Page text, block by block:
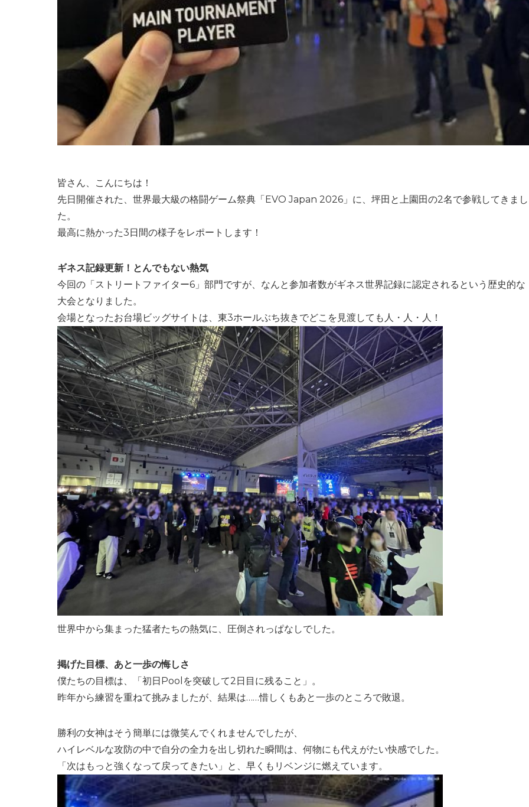
皆さん、こんにちは！
先日開催された、世界最大級の格闘ゲーム祭典「EVO Japan 2026」に、坪田と上園田の2名で参戦してきまし
た。
最高に熱かった3日間の様子をレポートします！
ギネス記録更新！とんでもない熱気
今回の「ストリートファイター6」部門ですが、なんと参加者数がギネス世界記録に認定されるという歴史的な
大会となりました。
会場となったお台場ビッグサイトは、東3ホールぶち抜きでどこを見渡しても人・人・人！
世界中から集まった猛者たちの熱気に、圧倒されっぱなしでした。
掲げた目標、あと一歩の悔しさ
僕たちの目標は、「初日Poolを突破して2日目に残ること」。
昨年から練習を重ねて挑みましたが、結果は……惜しくもあと一歩のところで敗退。
勝利の女神はそう簡単には微笑んでくれませんでしたが、
ハイレベルな攻防の中で自分の全力を出し切れた瞬間は、何物にも代えがたい快感でした。
「次はもっと強くなって戻ってきたい」と、早くもリベンジに燃えています。